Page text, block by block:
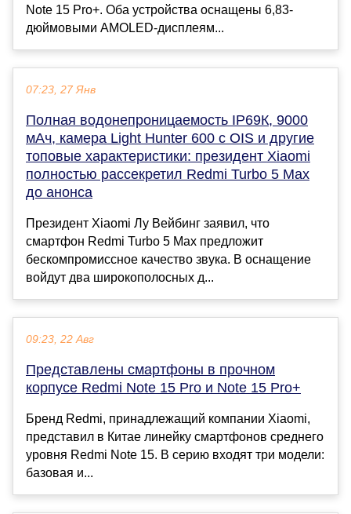
Note 15 Pro+. Оба устройства оснащены 6,83-
дюймовыми AMOLED-дисплеям...
07:23, 27 Янв
Полная водонепроницаемость IP69К, 9000
мАч, камера Light Hunter 600 с OIS и другие
топовые характеристики: президент Xiaomi
полностью рассекретил Redmi Turbo 5 Max
до анонса
Президент Xiaomi Лу Вейбинг заявил, что
смартфон Redmi Turbo 5 Max предложит
бескомпромиссное качество звука. В оснащение
войдут два широкополосных д...
09:23, 22 Авг
Представлены смартфоны в прочном
корпусе Redmi Note 15 Pro и Note 15 Pro+
Бренд Redmi, принадлежащий компании Xiaomi,
представил в Китае линейку смартфонов среднего
уровня Redmi Note 15. В серию входят три модели:
базовая и...